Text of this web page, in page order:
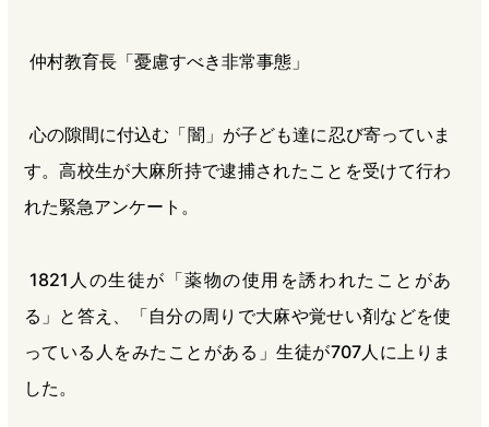
仲村教育長「憂慮すべき非常事態」
心の隙間に付込む「闇」が子ども達に忍び寄っていま
す。高校生が大麻所持で逮捕されたことを受けて行わ
れた緊急アンケート。
1821人の生徒が「薬物の使用を誘われたことがあ
る」と答え、「自分の周りで大麻や覚せい剤などを使
っている人をみたことがある」生徒が707人に上りま
した。